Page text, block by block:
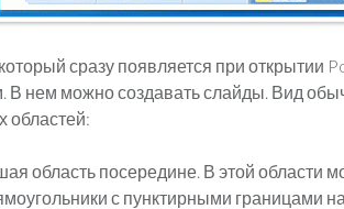
сразу появляется при открытии
В нем можно создавать слайды. Вид
областей:
область посередине. В этой области
с пунктирными границами